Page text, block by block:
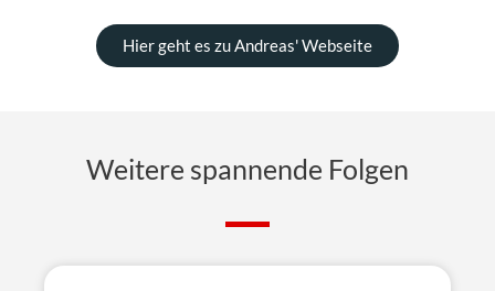
Hier geht es zu Andreas' Webseite
Weitere spannende Folgen